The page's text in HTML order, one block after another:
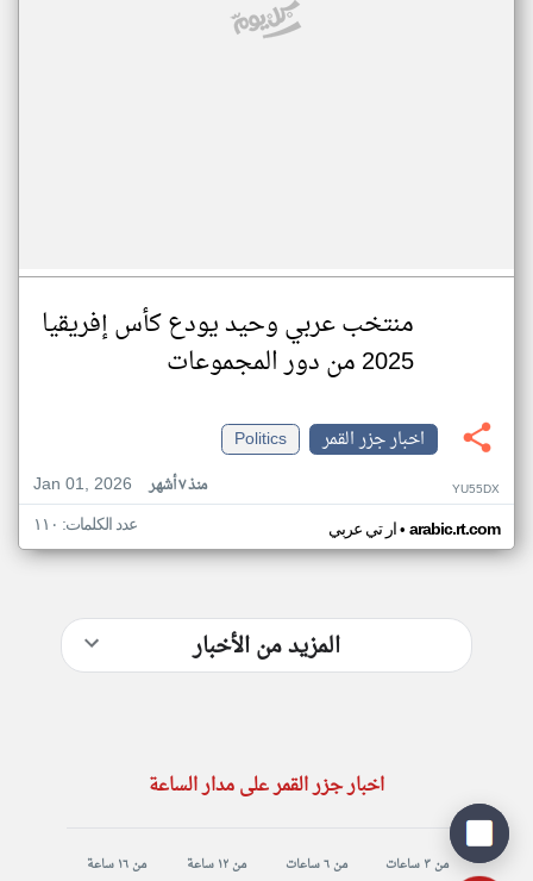
منتخب عربي وحيد يودع كأس إفريقيا
2025 من دور المجموعات
اخبار جزر القمر
Politics
Jan 01, 2026
منذ ٧ أشهر YU55DX
ار تي عربي• arabic.rt.com عدد الكلمات: ١١٠
المزيد من الأخبار
اخبار جزر القمر على مدار الساعة
من ٣ ساعات من ٦ ساعات من ١٢ ساعة من ١٦ ساعة